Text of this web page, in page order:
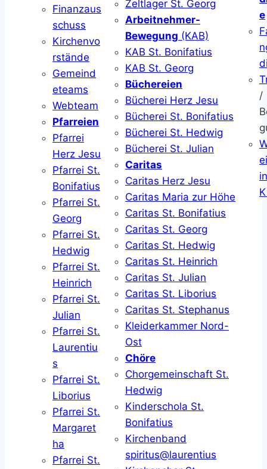
Finanzaus
schuss
Kirchenvo
rstände
Gemeind
eteams
Webteam
Pfarreien
Pfarrei
Herz Jesu
Pfarrei St.
Bonifatius
Pfarrei St.
Georg
Pfarrei St.
Hedwig
Pfarrei St.
Heinrich
Pfarrei St.
Julian
Pfarrei St.
Laurentiu
s
Pfarrei St.
Liborius
Pfarrei St.
Margaret
ha
Pfarrei St.
Zeltlager St. Georg
Arbeitnehmer-
Bewegung (KAB)
KAB St. Bonifatius
KAB St. Georg
Büchereien
Bücherei Herz Jesu
Bücherei St. Bonifatius
Bücherei St. Hedwig
Bücherei St. Julian
Caritas
Caritas Herz Jesu
Caritas Maria zur Höhe
Caritas St. Bonifatius
Caritas St. Georg
Caritas St. Hedwig
Caritas St. Heinrich
Caritas St. Julian
Caritas St. Liborius
Caritas St. Stephanus
Kleiderkammer Nord-
Ost
Chöre
Chorgemeinschaft St.
Hedwig
Kinderschola St.
Bonifatius
Kirchenband
spiritus@laurentius
e
/